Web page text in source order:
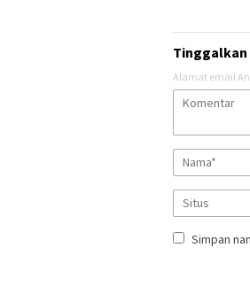
Tinggalkan
Alamat email
Simpan